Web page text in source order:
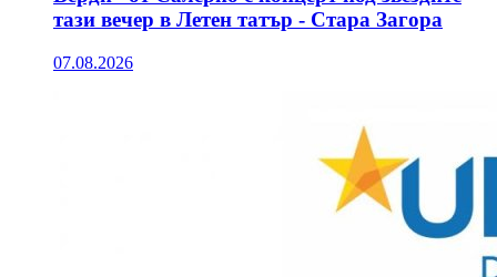
тази вечер в Летен татър - Стара Загора
07.08.2026